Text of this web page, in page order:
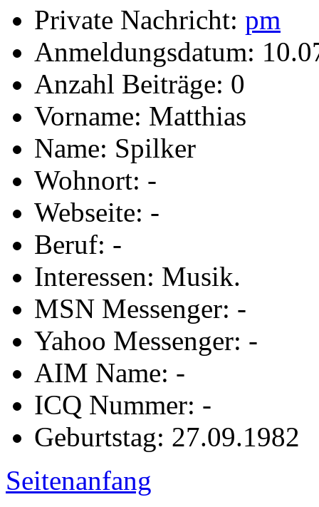
Private Nachricht: pm
Anmeldungsdatum:
Anzahl Beiträge: 0
Vorname: Matthias
Name: Spilker
Wohnort: -
Webseite: -
Beruf: -
Interessen: Musik.
MSN Messenger: -
Yahoo Messenger: -
AIM Name: -
ICQ Nummer: -
Geburtstag: 27.09.1982
Seitenanfang